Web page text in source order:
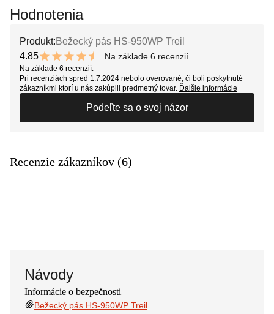
Hodnotenia
Produkt: Bežecký pás HS-950WP Treil
4.85
9.7 out of 10 stars
Na základe 6 recenzií
Na základe 6 recenzií.
Pri recenziách spred 1.7.2024 nebolo overované, či boli poskytnuté
zákazníkmi ktorí u nás zakúpili predmetný tovar. Ďalšie informácie
Podeľte sa o svoj názor
Recenzie zákazníkov (6)
Návody
Informácie o bezpečnosti
Bežecký pás HS-950WP Treil